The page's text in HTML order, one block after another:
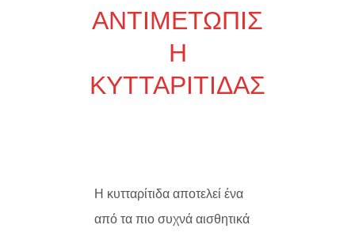
ΑΝΤΙΜΕΤΩΠΙΣ
Η
ΚΥΤΤΑΡΙΤΙΔΑΣ
Η κυτταρίτιδα αποτελεί ένα
από τα πιο συχνά αισθητικά